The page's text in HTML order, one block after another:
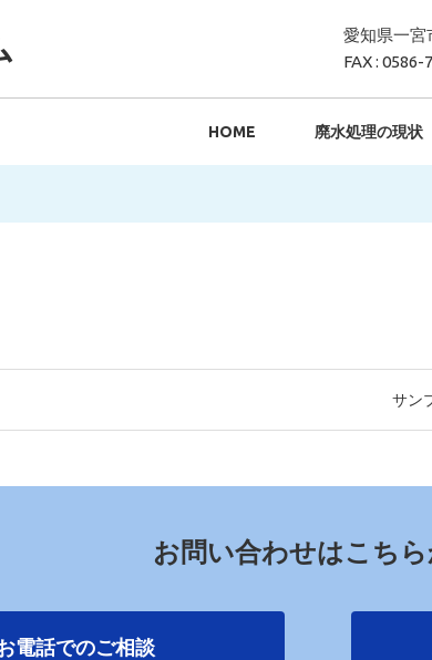
愛知県一宮
FAX : 0586-
HOME 廃水処理の現状
サン
お問い合わせはこちら
電話でのご相談